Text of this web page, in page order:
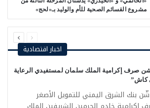
مشروع القسائم الصحية للأم والوليد بـ«لحج»
الصفحة
السابقة
الصفحة
التالية
اخبار اقتصادية
صرف إكرامية الملك سلمان لمستفيدي الرعاية
كاش”
بنك الشرق اليمني للتمويل الأصغر